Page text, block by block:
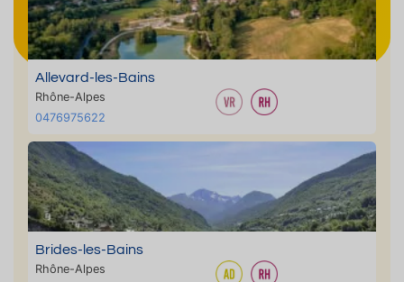
Allevard-les-Bains
Rhône-Alpes
0476975622
Brides-les-Bains
Rhône-Alpes